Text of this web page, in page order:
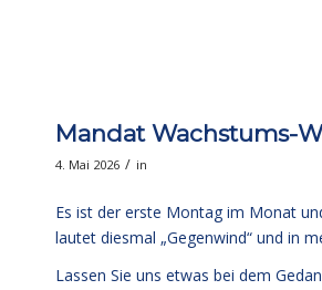
Mandat Wachstums-
4. Mai 2026 / in
Es ist der erste Montag im Monat
lautet diesmal „Gegenwind“ und in
Lassen Sie uns etwas bei dem